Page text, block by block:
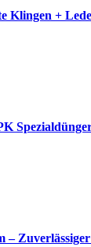
Klingen +
–